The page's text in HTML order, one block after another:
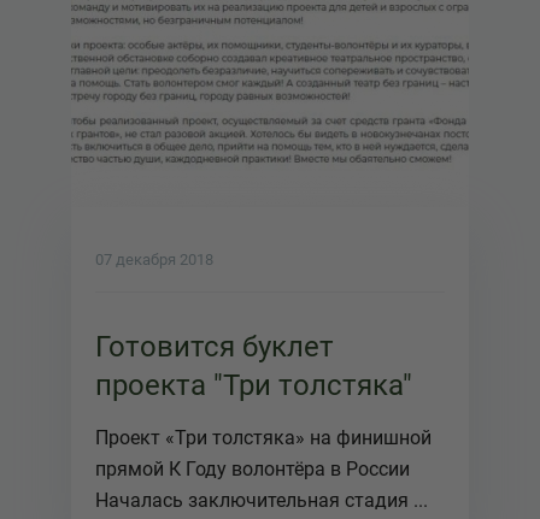
07 декабря 2018
Готовится буклет
проекта "Три толстяка"
Проект «Три толстяка» на финишной
прямой К Году волонтёра в России
Началась заключительная стадия ...